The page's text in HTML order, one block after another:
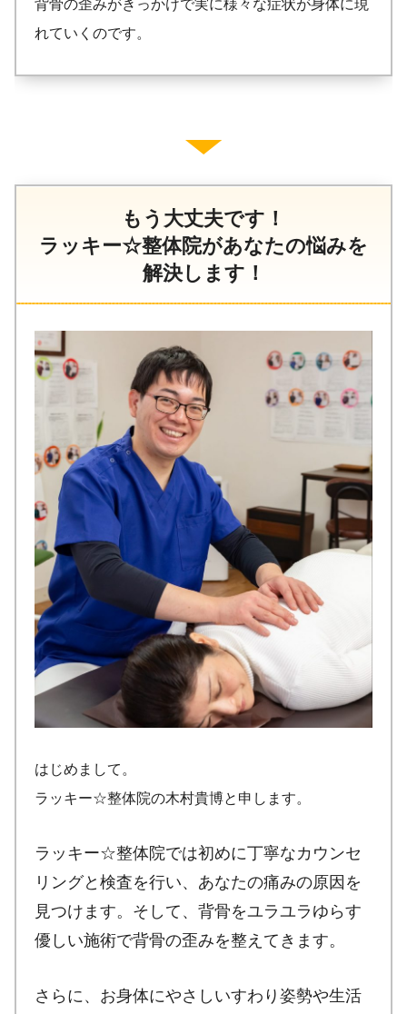
背骨の歪みがきっかけで実に様々な症状が身体に現
れていくのです。
もう大丈夫です！
ラッキー☆整体院があなたの悩みを
解決します！
はじめまして。
ラッキー☆整体院の木村貴博と申します。
ラッキー☆整体院では初めに丁寧なカウンセ
リングと検査を行い、あなたの痛みの原因を
見つけます。そして、背骨をユラユラゆらす
優しい施術で背骨の歪みを整えてきます。
さらに、お身体にやさしいすわり姿勢や生活